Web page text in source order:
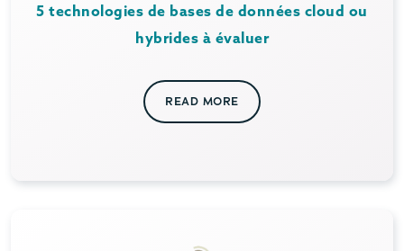
5 technologies de bases de données cloud ou
hybrides à évaluer
READ MORE